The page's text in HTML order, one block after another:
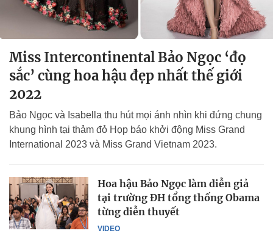
Miss Intercontinental Bảo Ngọc ‘đọ
sắc’ cùng hoa hậu đẹp nhất thế giới
2022
Bảo Ngọc và Isabella thu hút mọi ánh nhìn khi đứng chung
khung hình tại thảm đỏ Họp báo khởi động Miss Grand
International 2023 và Miss Grand Vietnam 2023.
VIDEO
Hoa hậu Bảo Ngọc làm diễn giả
tại trường ĐH tổng thống Obama
từng diễn thuyết